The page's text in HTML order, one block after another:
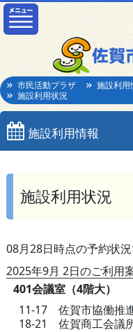
市民活動プラザ 施設利用
施設利用状況
施設利用情報
施設利用状況
08月28日時点の予約状
2025年9月 2日のご利用
401会議室（4階大）
11-17 佐賀市協働推
18-21 佐賀商工会議